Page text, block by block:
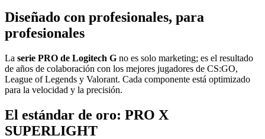
Diseñado con profesionales, para
profesionales
La serie PRO de Logitech G no es solo marketing; es el resultado
de años de colaboración con los mejores jugadores de CS:GO,
League of Legends y Valorant. Cada componente está optimizado
para la velocidad y la precisión.
El estándar de oro: PRO X
SUPERLIGHT